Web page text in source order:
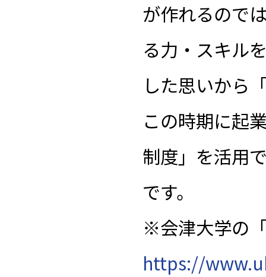
が作れるので
る力・スキル
した思いから
この時期に起
制度」を活用
です。
※会津大学の
https://